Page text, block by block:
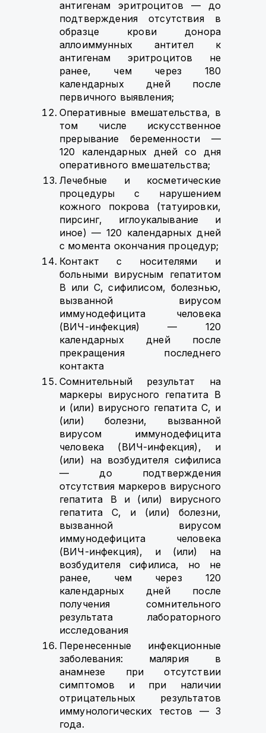
антигенам эритроцитов — до
подтверждения отсутствия в
образце крови донора
аллоиммунных антител к
антигенам эритроцитов не
ранее, чем через 180
календарных дней после
первичного выявления;
Оперативные вмешательства, в
том числе искусственное
прерывание беременности —
120 календарных дней со дня
оперативного вмешательства;
Лечебные и косметические
процедуры с нарушением
кожного покрова (татуировки,
пирсинг, иглоукалывание и
иное) — 120 календарных дней
с момента окончания процедур;
Контакт с носителями и
больными вирусным гепатитом
B или C, сифилисом, болезнью,
вызванной вирусом
иммунодефицита человека
(ВИЧ-инфекция) — 120
календарных дней после
прекращения последнего
контакта
Сомнительный результат на
маркеры вирусного гепатита B
и (или) вирусного гепатита C, и
(или) болезни, вызванной
вирусом иммунодефицита
человека (ВИЧ-инфекция), и
(или) на возбудителя сифилиса
— до подтверждения
отсутствия маркеров вирусного
гепатита B и (или) вирусного
гепатита C, и (или) болезни,
вызванной вирусом
иммунодефицита человека
(ВИЧ-инфекция), и (или) на
возбудителя сифилиса, но не
ранее, чем через 120
календарных дней после
получения сомнительного
результата лабораторного
исследования
Перенесенные инфекционные
заболевания: малярия в
анамнезе при отсутствии
симптомов и при наличии
отрицательных результатов
иммунологических тестов — 3
года.